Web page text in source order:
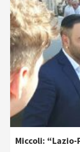
Miccoli: